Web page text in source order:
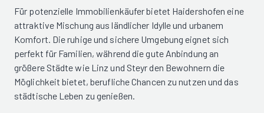
Für potenzielle Immobilienkäufer bietet Haidershofen eine
attraktive Mischung aus ländlicher Idylle und urbanem
Komfort. Die ruhige und sichere Umgebung eignet sich
perfekt für Familien, während die gute Anbindung an
größere Städte wie Linz und Steyr den Bewohnern die
Möglichkeit bietet, berufliche Chancen zu nutzen und das
städtische Leben zu genießen.